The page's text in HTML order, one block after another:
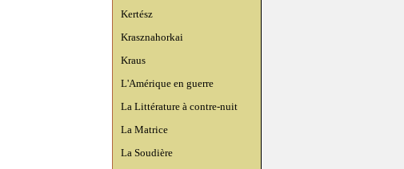
Kertész
Krasznahorkai
Kraus
L'Amérique en guerre
La Littérature à contre-nuit
La Matrice
La Soudière